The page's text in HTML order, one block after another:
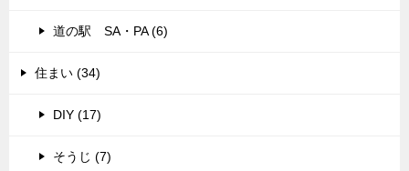
道の駅 SA・PA (6)
住まい (34)
DIY (17)
そうじ (7)